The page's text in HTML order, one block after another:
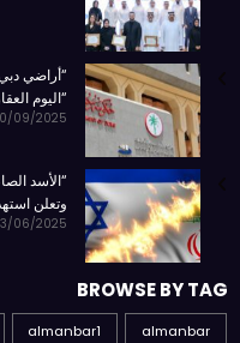
“أراضي
“اليوم
09/2025
“الأسد
وتعلن
06/2025
BROWSE BY TAG
almanbar
almanbar1